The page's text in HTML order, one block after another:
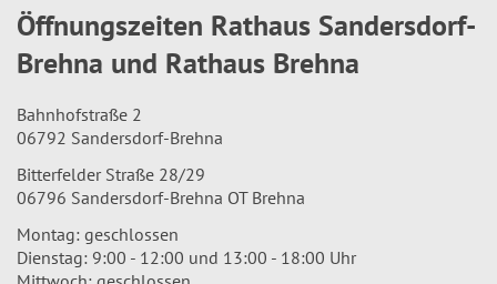
Öffnungszeiten Rathaus Sandersdorf-
Brehna und Rathaus Brehna
Bahnhofstraße 2
06792 Sandersdorf-Brehna
Bitterfelder Straße 28/29
06796 Sandersdorf-Brehna OT Brehna
Montag: geschlossen
Dienstag: 9:00 - 12:00 und 13:00 - 18:00 Uhr